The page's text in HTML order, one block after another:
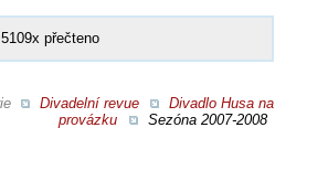
5109x přečteno
Divadelní revue
Divadlo Husa na
provázku
Sezóna 2007-2008